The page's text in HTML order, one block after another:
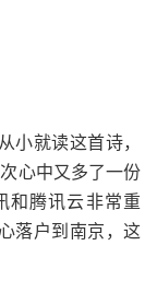
小就读这首诗，
心中又多了一份
和腾讯云非常重
落户到南京，这